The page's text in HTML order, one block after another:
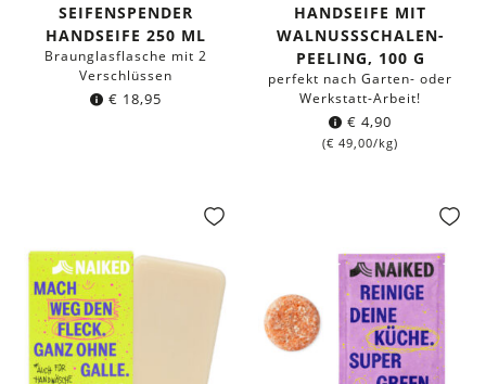
SEIFENSPENDER
HANDSEIFE 250 ML
Braunglasflasche mit 2
Verschlüssen
€ 18,95
HANDSEIFE MIT
WALNUSSSCHALEN-
PEELING, 100 G
perfekt nach Garten- oder
Werkstatt-Arbeit!
€ 4,90
(€ 49,00/kg)